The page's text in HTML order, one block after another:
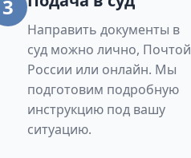
3
Направить документы в
суд можно лично, Почтой
России или онлайн. Мы
подготовим подробную
инструкцию под вашу
ситуацию.